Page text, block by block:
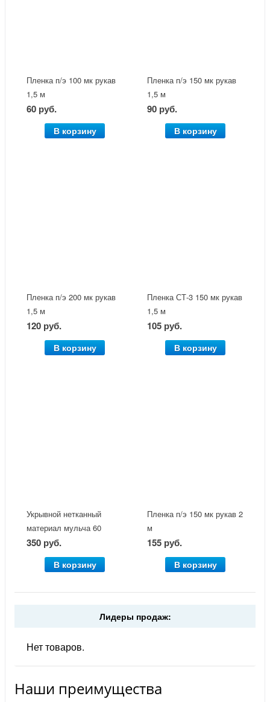
Пленка п/э 100 мк рукав
1,5 м
60 руб.
В корзину
Пленка п/э 150 мк рукав
1,5 м
90 руб.
В корзину
Пленка п/э 200 мк рукав
1,5 м
120 руб.
В корзину
Пленка СТ-3 150 мк рукав
1,5 м
105 руб.
В корзину
Укрывной нетканный
материал мульча 60
1,6х10 м
350 руб.
В корзину
Пленка п/э 150 мк рукав 2
м
155 руб.
В корзину
Лидеры продаж:
Нет товаров.
Наши преимущества